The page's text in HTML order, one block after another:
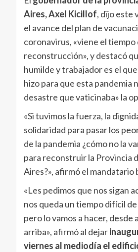
Aires, Axel Kicillof, dijo este
el avance del plan de
coronavirus, «viene el tiempo
reconstrucción», y destacó
humilde y trabajador es el
hizo para que esta pandemia
desastre que vaticinaba» la
«Si tuvimos la fuerza, la
solidaridad para pasar los
de la pandemia ¿cómo no la
para reconstruir la Provincia
Aires?», afirmó el mandatario
«Les pedimos que nos sigan
nos queda un tiempo difícil
pero lo vamos a hacer, desde
arriba», afirmó al dejar
viernes al mediodía el